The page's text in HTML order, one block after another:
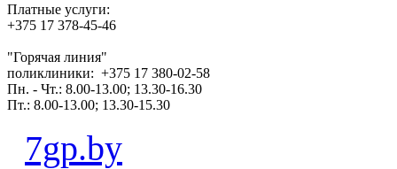
Платные услуги:
+375 17 378-45-46
"Горячая линия"
поликлиники: +375 17 380-02-58
Пн. - Чт.: 8.00-13.00; 13.30-16.30
Пт.: 8.00-13.00; 13.30-15.30
7gp.by